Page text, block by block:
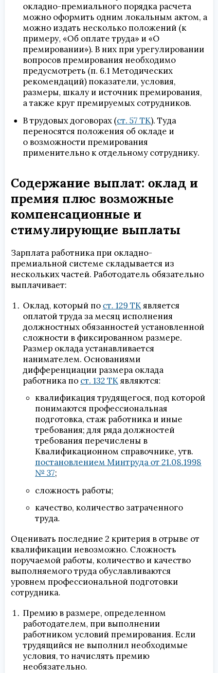
окладно-премиального порядка расчета
можно оформить одним локальным актом, а
можно издать несколько положений (к
примеру, «Об оплате труда» и «О
премировании»). В них при урегулировании
вопросов премирования необходимо
предусмотреть (п. 6.1 Методических
рекомендаций) показатели, условия,
размеры, шкалу и источник премирования,
а также круг премируемых сотрудников.
В трудовых договорах (ст. 57 ТК). Туда
переносятся положения об окладе и
о возможности премирования
применительно к отдельному сотруднику.
Содержание выплат: оклад и
премия плюс возможные
компенсационные и
стимулирующие выплаты
Зарплата работника при окладно-
премиальной системе складывается из
нескольких частей. Работодатель обязательно
выплачивает:
Оклад, который по ст. 129 ТКявляется
оплатой труда за месяц исполнения
должностных обязанностей установленной
сложности в фиксированном размере.
Размер оклада устанавливается
нанимателем. Основаниями
дифференциации размера оклада
работника по ст. 132 ТКявляются:
квалификация трудящегося, под которой
понимаются профессиональная
подготовка, стаж работника и иные
требования; для ряда должностей
требования перечислены в
Квалификационном справочнике, утв.
постановлением Минтруда от 21.08.1998
№ 37;
сложность работы;
качество, количество затраченного
труда.
Оценивать последние 2 критерия в отрыве от
квалификации невозможно. Сложность
поручаемой работы, количество и качество
выполняемого труда обуславливаются
уровнем профессиональной подготовки
сотрудника.
Премию в размере, определенном
работодателем, при выполнении
работником условий премирования. Если
трудящийся не выполнил необходимые
условия, то начислять премию
необязательно.